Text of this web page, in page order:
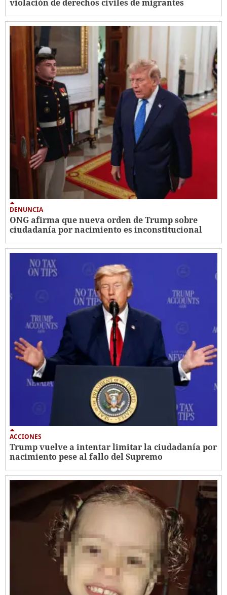
violación de derechos civiles de migrantes
DENUNCIA
ONG afirma que nueva orden de Trump sobre
ciudadanía por nacimiento es inconstitucional
ACCIONES
Trump vuelve a intentar limitar la ciudadanía por
nacimiento pese al fallo del Supremo